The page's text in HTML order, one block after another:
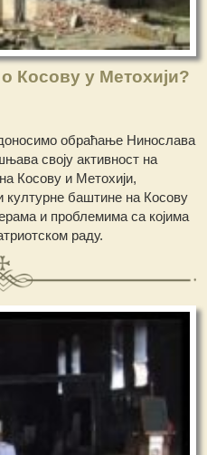
Косову у Метохији?
обраћање Нинослава
своју активност на
Косову и Метохији,
баштине на Косову
и проблемима са којима
раду.